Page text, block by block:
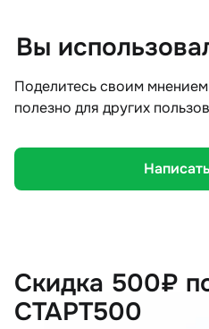
Вы
Поделитесь своим
полезно для других
Скидка 500₽
СТАРТ500